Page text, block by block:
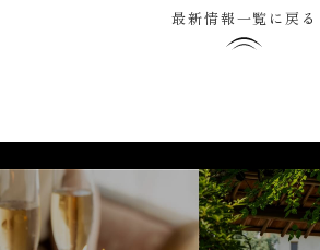
最新情報一覧に戻る